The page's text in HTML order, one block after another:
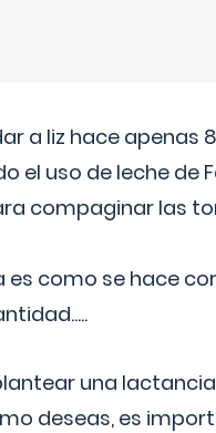
a liz hace apenas
el uso de leche de
compaginar las
es como se hace
una
deseas, es